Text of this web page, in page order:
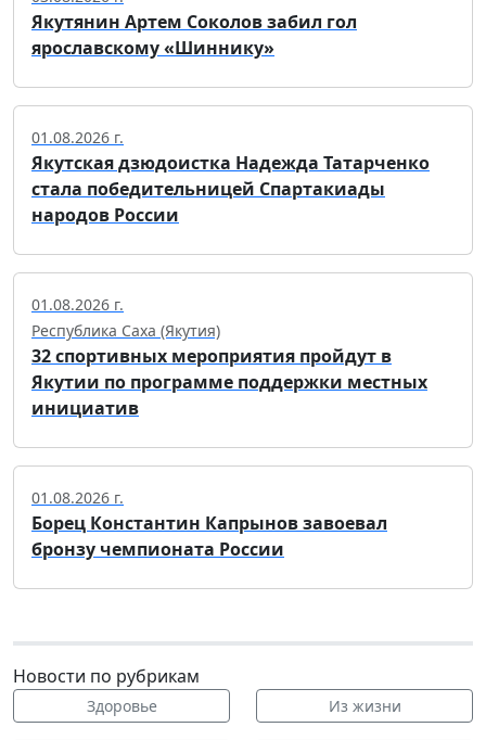
Якутянин Артем Соколов забил гол
ярославскому «Шиннику»
01.08.2026 г.
Якутская дзюдоистка Надежда Татарченко
стала победительницей Спартакиады
народов России
01.08.2026 г.
Республика Саха (Якутия)
32 спортивных мероприятия пройдут в
Якутии по программе поддержки местных
инициатив
01.08.2026 г.
Борец Константин Капрынов завоевал
бронзу чемпионата России
Новости по рубрикам
Здоровье Из жизни